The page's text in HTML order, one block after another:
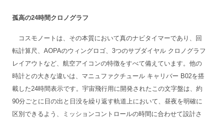
孤高の24時間クロノグラフ
コスモノートは、その本質において真のナビタイマーであり、回
転計算尺、AOPAのウィングロゴ、3つのサブダイヤル クロノグラフ
レイアウトなど、航空アイコンの特徴をすべて備えています。他の
時計との大きな違いは、マニュファクチュール キャリバー B02を搭
載した24時間表示です。宇宙飛行用に開発されたこの文字盤は、約
90分ごとに日の出と日没を繰り返す軌道上において、昼夜を明確に
区別できるよう、ミッションコントロールの時間に合わせて設計さ